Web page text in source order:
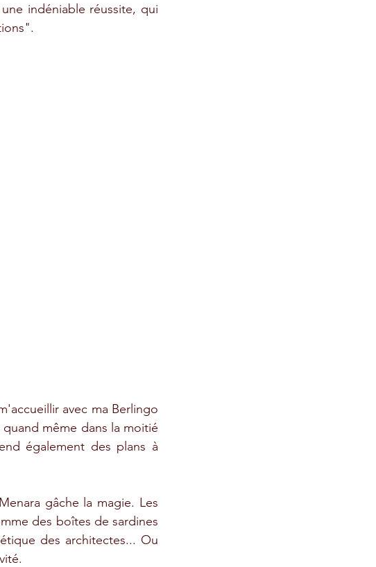
indéniable réussite, qui
avec ma Berlingo
même dans la moitié
également des plans à
gâche la magie. Les
des boîtes de sardines
des architectes... Ou